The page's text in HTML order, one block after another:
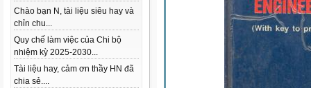
Chào bạn N, tài liệu siêu hay và
chỉn chu...
Quy chế làm việc của Chi bộ
nhiệm kỳ 2025-2030...
Tài liệu hay, cảm ơn thầy HN đã
chia sẻ....